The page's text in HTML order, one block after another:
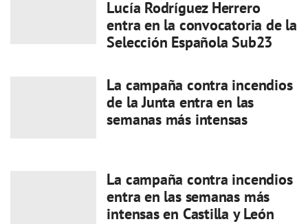
Lucía Rodríguez Herrero
entra en la convocatoria de la
Selección Española Sub23
La campaña contra incendios
de la Junta entra en las
semanas más intensas
La campaña contra incendios
entra en las semanas más
intensas en Castilla y León